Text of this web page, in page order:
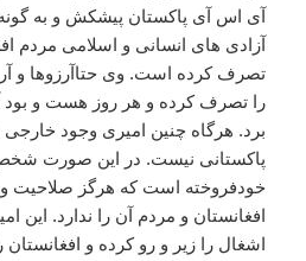
آی اس آی پاکستان پیشکش و به
آزادی های انسانی و اسلامی مردم
تصرف کرده است. وی حتاآرزوها و
را تصرف کرده و هر روز هست و بود
برد. هرگاه چنین امیری وجود خارجی
پاکستانی نیست. در این صورت
خودفروخته است که هرگز صلاحیت و
افغانستان و مردم آن را ندارد. این
اشغال را زیر و رو کرده و افغانستان